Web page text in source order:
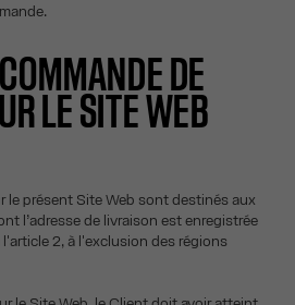
DE
LE SITE WEB
le présent Site Web sont destinés aux
l’adresse de livraison est enregistrée
2, à l'exclusion des régions